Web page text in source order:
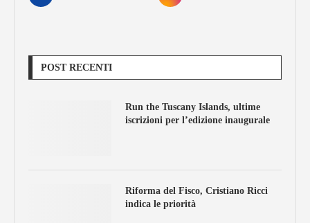
POST RECENTI
Run the Tuscany Islands, ultime
iscrizioni per l’edizione inaugurale
Riforma del Fisco, Cristiano Ricci
indica le priorità